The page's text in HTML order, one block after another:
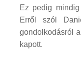
Ez pedig
Erről szól
gondolkodásról
kapott.